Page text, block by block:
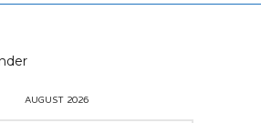
AUGUST 2026